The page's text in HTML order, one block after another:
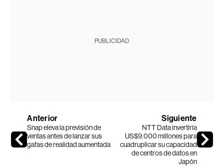
PUBLICIDAD
Anterior
Snap eleva la previsión de
ventas antes de lanzar sus
gafas de realidad aumentada
Siguiente
NTT Data invertiría
US$9.000 millones para
cuadruplicar su capacidad
de centros de datos en
Japón